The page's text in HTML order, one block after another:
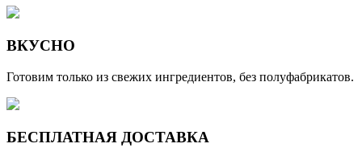
ВКУСНО
Готовим только из свежих ингредиентов, без полуфабрикатов.
БЕСПЛАТНАЯ ДОСТАВКА